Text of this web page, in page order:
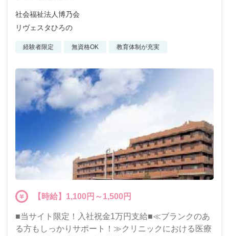
社会福祉法人博乃会
リヴェスタひろの
経験者限定 無資格OK 教育体制が充実
【時給】1,100円～1,500円
■当サイト限定！入社祝金1万円支給■≪ブランクのあ
る方もしっかりサポート！≫クリニックにおける医療